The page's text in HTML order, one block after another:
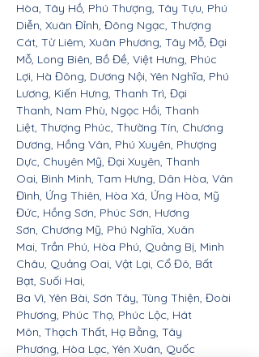
Hòa, Tây Hồ, Phú Thượng, Tây Tựu, Phú
Diễn, Xuân Đỉnh, Đông Ngạc, Thượng
Cát, Từ Liêm, Xuân Phương, Tây Mỗ, Đại
Mỗ, Long Biên, Bồ Đề, Việt Hưng, Phúc
Lợi, Hà Đông, Dương Nội, Yên Nghĩa, Phú
Lương, Kiến Hưng, Thanh Trì, Đại
Thanh, Nam Phù, Ngọc Hồi, Thanh
Liệt, Thượng Phúc, Thường Tín, Chương
Dương, Hồng Vân, Phú Xuyên, Phượng
Dực, Chuyên Mỹ, Đại Xuyên, Thanh
Oai, Bình Minh, Tam Hưng, Dân Hòa, Vân
Đình, Ứng Thiên, Hòa Xá, Ứng Hòa, Mỹ
Đức, Hồng Sơn, Phúc Sơn, Hương
Sơn, Chương Mỹ, Phú Nghĩa, Xuân
Mai, Trần Phú, Hòa Phú, Quảng Bị, Minh
Châu, Quảng Oai, Vật Lại, Cổ Đô, Bất
Bạt, Suối Hai,
Ba Vì, Yên Bài, Sơn Tây, Tùng Thiện, Đoài
Phương, Phúc Thọ, Phúc Lộc, Hát
Môn, Thạch Thất, Hạ Bằng, Tây
Phương, Hòa Lạc, Yên Xuân, Quốc